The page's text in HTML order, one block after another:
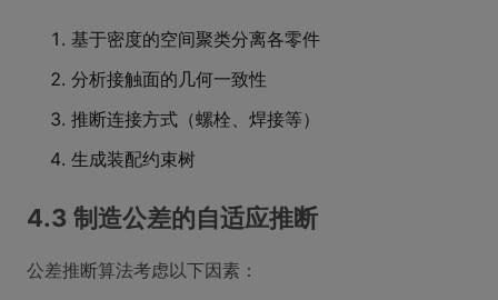
基于密度的空间聚类分离各零件
分析接触面的几何一致性
推断连接方式（螺栓、焊接等）
生成装配约束树
4.3 制造公差的自适应推断
公差推断算法考虑以下因素：